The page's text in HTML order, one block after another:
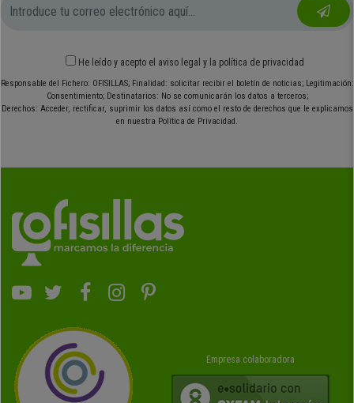
He leído y acepto el aviso legal y la política de privacidad
Responsable del Fichero: OFISILLAS; Finalidad: solicitar recibir el boletín de noticias; Legitimación:
Consentimiento; Destinatarios: No se comunicarán los datos a terceros;
Derechos: Acceder, rectificar, suprimir los datos así como el resto de derechos que le explicamos
en nuestra Política de Privacidad.
Empresa colaboradora